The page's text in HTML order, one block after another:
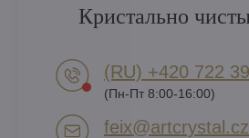
Кристально
(RU) +420 722
(Пн-Пт 8:00-16:00)
feix​@artcrystal​.cz